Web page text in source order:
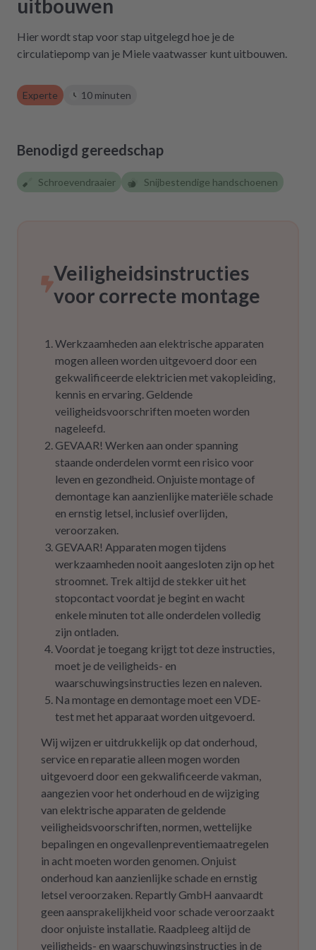
gekostet hätte. Ich hoffe, wir werden in
zurückgreifen müssen. Aber gut zu wissen,
dass es diese Möglichkeit gibt! Werden wir
uitbouwen
Hier wordt stap voor stap uitgelegd hoe je de
circulatiepomp van je Miele vaatwasser kunt uitbouwen.
Experte 10 minuten
Benodigd gereedschap
Schroevendraaier Snijbestendige handschoenen
Veiligheidsinstructies
voor correcte montage
Werkzaamheden aan elektrische apparaten
mogen alleen worden uitgevoerd door een
gekwalificeerde elektricien met vakopleiding,
kennis en ervaring. Geldende
veiligheidsvoorschriften moeten worden
nageleefd.
GEVAAR! Werken aan onder spanning
staande onderdelen vormt een risico voor
leven en gezondheid. Onjuiste montage of
demontage kan aanzienlijke materiële schade
en ernstig letsel, inclusief overlijden,
veroorzaken.
GEVAAR! Apparaten mogen tijdens
werkzaamheden nooit aangesloten zijn op het
stroomnet. Trek altijd de stekker uit het
stopcontact voordat je begint en wacht
enkele minuten tot alle onderdelen volledig
zijn ontladen.
Voordat je toegang krijgt tot deze instructies,
moet je de veiligheids- en
waarschuwingsinstructies lezen en naleven.
Na montage en demontage moet een VDE-
test met het apparaat worden uitgevoerd.
Wij wijzen er uitdrukkelijk op dat onderhoud,
service en reparatie alleen mogen worden
uitgevoerd door een gekwalificeerde vakman,
aangezien voor het onderhoud en de wijziging
van elektrische apparaten de geldende
veiligheidsvoorschriften, normen, wettelijke
bepalingen en ongevallenpreventiemaatregelen
in acht moeten worden genomen. Onjuist
onderhoud kan aanzienlijke schade en ernstig
letsel veroorzaken. Repartly GmbH aanvaardt
geen aansprakelijkheid voor schade veroorzaakt
door onjuiste installatie. Raadpleeg altijd de
veiligheids- en waarschuwingsinstructies in de